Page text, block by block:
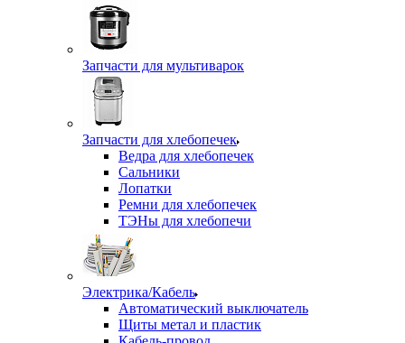
Запчасти для мультиварок
Запчасти для хлебопечек
Ведра для хлебопечек
Сальники
Лопатки
Ремни для хлебопечек
ТЭНы для хлебопечи
Электрика/Кабель
Автоматический выключатель
Щиты метал и пластик